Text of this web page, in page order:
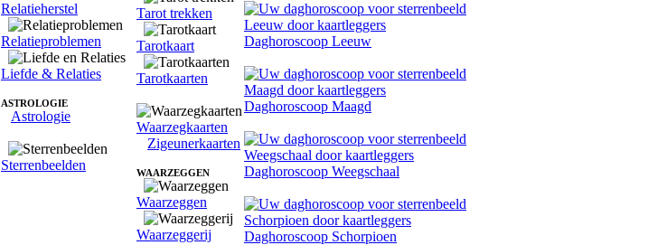
Relatieherstel
Relatieproblemen
Liefde & Relaties
ASTROLOGIE
Astrologie
Sterrenbeelden
Tarot trekken
Tarotkaart
Tarotkaarten
Waarzegkaarten
Zigeunerkaarten
WAARZEGGEN
Waarzeggen
Waarzeggerij
Daghoroscoop Leeuw
Daghoroscoop Maagd
Daghoroscoop Weegschaal
Daghoroscoop Schorpioen